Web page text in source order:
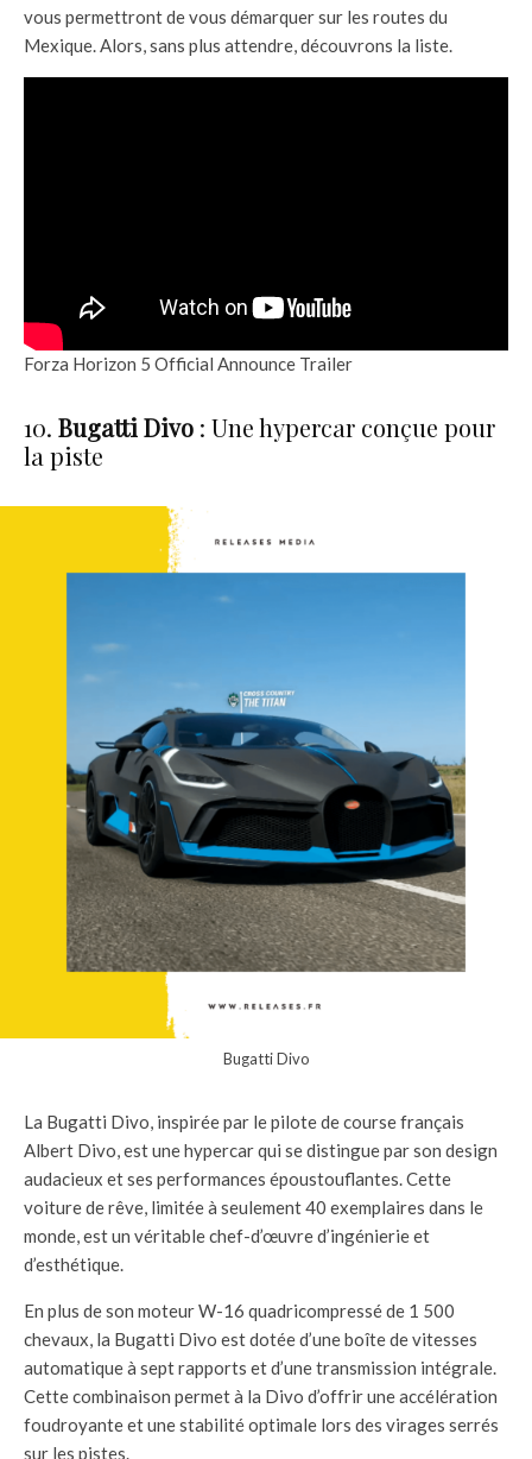
vous permettront de vous démarquer sur les routes du
Mexique. Alors, sans plus attendre, découvrons la liste.
Forza Horizon 5 Official Announce Trailer
10. Bugatti Divo : Une hypercar conçue pour
la piste
Bugatti Divo
La Bugatti Divo, inspirée par le pilote de course français
Albert Divo, est une hypercar qui se distingue par son design
audacieux et ses performances époustouflantes. Cette
voiture de rêve, limitée à seulement 40 exemplaires dans le
monde, est un véritable chef-d’œuvre d’ingénierie et
d’esthétique.
En plus de son moteur W-16 quadricompressé de 1 500
chevaux, la Bugatti Divo est dotée d’une boîte de vitesses
automatique à sept rapports et d’une transmission intégrale.
Cette combinaison permet à la Divo d’offrir une accélération
foudroyante et une stabilité optimale lors des virages serrés
sur les pistes.